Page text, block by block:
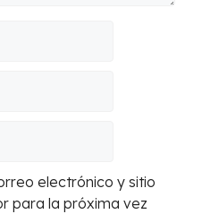
electrónico y sitio
para la próxima vez